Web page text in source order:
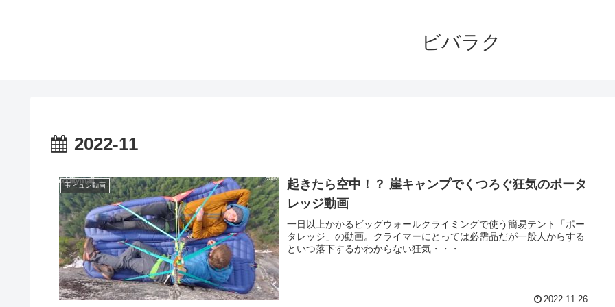
ビバラク
2022-11
玉ヒュン動画
起きたら空中！？ 崖キャンプでくつろぐ狂気のポータ
レッジ動画
一日以上かかるビッグウォールクライミングで使う簡易テント「ポー
タレッジ」の動画。クライマーにとっては必需品だが一般人からする
といつ落下するかわからない狂気・・・
2022.11.26